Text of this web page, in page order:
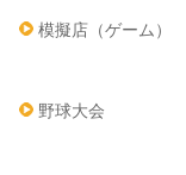
模擬店（ゲーム）
野球大会